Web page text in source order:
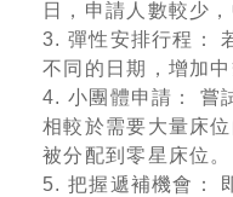
日，申請人數較少
3. 彈性安排行程：
不同的日期，增加中
4. 小團體申請： 嘗
相較於需要大量床
被分配到零星床位。
5. 把握遞補機會：